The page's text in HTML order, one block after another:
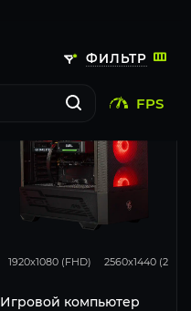
ФИЛЬТР
FPS
3840x2160 (4K)
1920x1080 (FHD) 2560x1440 (2K)
Игровой компьютер